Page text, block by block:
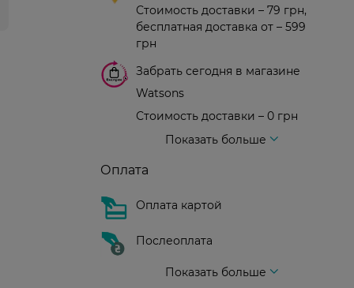
Стоимость доставки – 79 грн,
бесплатная доставка от – 599
грн
Забрать сегодня в магазине
Watsons
Стоимость доставки – 0 грн
Показать больше
Оплата
Оплата картой
Послеоплата
Показать больше